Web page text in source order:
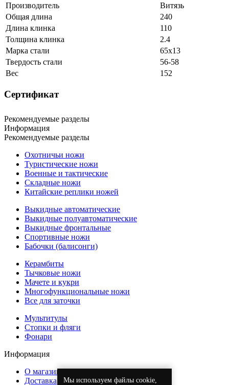
Мы используем файлы cookie,
Производитель
Витязь
Общая длина
240
Длина клинка
110
Толщина клинка
2.4
Марка стали
65х13
Твердость стали
56-58
Вес
152
Сертификат
Рекомендуемые разделы
Информация
Рекомендуемые разделы
Охотничьи ножи
Туристические ножи
Военные и тактические
Складные ножи
Китайские реплики ножей
Выкидные автоматические
Выкидные полуавтоматические
Выкидные фронтальные
Спортивные ножи
Бабочки (балисонги)
Керамбиты
Тычковые ножи
Мачете и кукри
Многофункциональные ножи
Все для заточки
Мультитулы
Стопки и фляги
Фонари
Информация
О магазине
Доставка